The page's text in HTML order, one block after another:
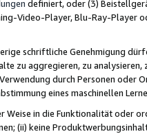
definiert, oder (3)
Video-Player, Blu-Ray-Player
schriftliche Genehmigung
zu aggregieren, zu
durch Personen
eines maschinellen
Weise in die Funktionalität oder
(ii) keine